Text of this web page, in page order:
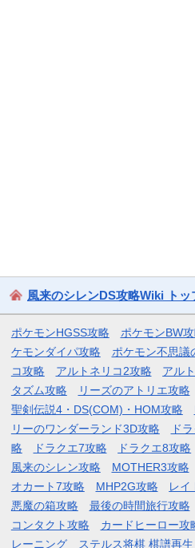
風来のシレンDS攻略Wiki トッ
ポケモンHGSS攻略 ポケモンBW
ケモンダイパ攻略
ポケモン不思議
コ攻略
アルトネリコ2攻略 アル
タズム攻略
リーズのアトリエ攻略
聖剣伝説4・DS(COM)・HOM攻略
リーのワンダーランド3D攻略
ド
略
ドラクエ7攻略 ドラクエ8攻略
風来のシレン攻略
MOTHER3攻略
オカート7攻略
MHP2G攻略
レイ
悪魔の箱攻略
最後の時間旅行攻略
コンタクト攻略
カードヒーロー攻
レーニング
ステルス将棋 棋譜再生